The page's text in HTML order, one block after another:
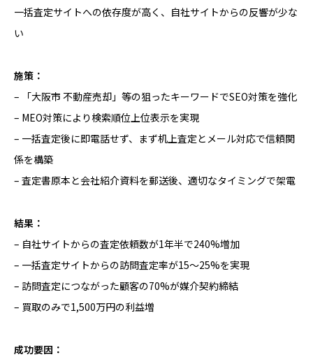
一括査定サイトへの依存度が高く、自社サイトからの反響が少な
い
施策：
– 「大阪市 不動産売却」等の狙ったキーワードでSEO対策を強化
– MEO対策により検索順位上位表示を実現
– 一括査定後に即電話せず、まず机上査定とメール対応で信頼関
係を構築
– 査定書原本と会社紹介資料を郵送後、適切なタイミングで架電
結果：
– 自社サイトからの査定依頼数が1年半で240%増加
– 一括査定サイトからの訪問査定率が15〜25%を実現
– 訪問査定につながった顧客の70%が媒介契約締結
– 買取のみで1,500万円の利益増
成功要因：